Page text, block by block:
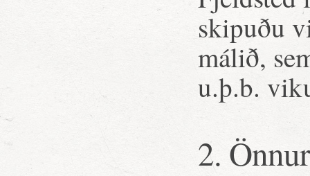
skipuðu
málið,
u.þ.b.
2.